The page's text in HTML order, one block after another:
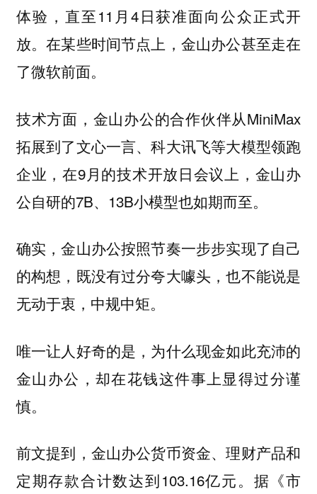
体验，直至11月4日获准面向公众正式开
放。在某些时间节点上，金山办公甚至走在
了微软前面。
技术方面，金山办公的合作伙伴从MiniMax
拓展到了文心一言、科大讯飞等大模型领跑
企业，在9月的技术开放日会议上，金山办
公自研的7B、13B小模型也如期而至。
确实，金山办公按照节奏一步步实现了自己
的构想，既没有过分夸大噱头，也不能说是
无动于衷，中规中矩。
唯一让人好奇的是，为什么现金如此充沛的
金山办公，却在花钱这件事上显得过分谨
慎。
前文提到，金山办公货币资金、理财产品和
定期存款合计数达到103.16亿元。据《市